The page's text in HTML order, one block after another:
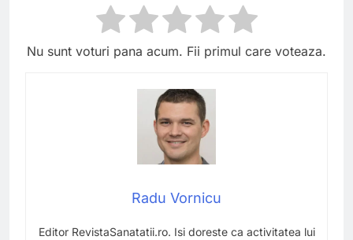
Nu sunt voturi pana acum. Fii primul care voteaza.
Radu Vornicu
Editor RevistaSanatatii.ro. Isi doreste ca activitatea lui